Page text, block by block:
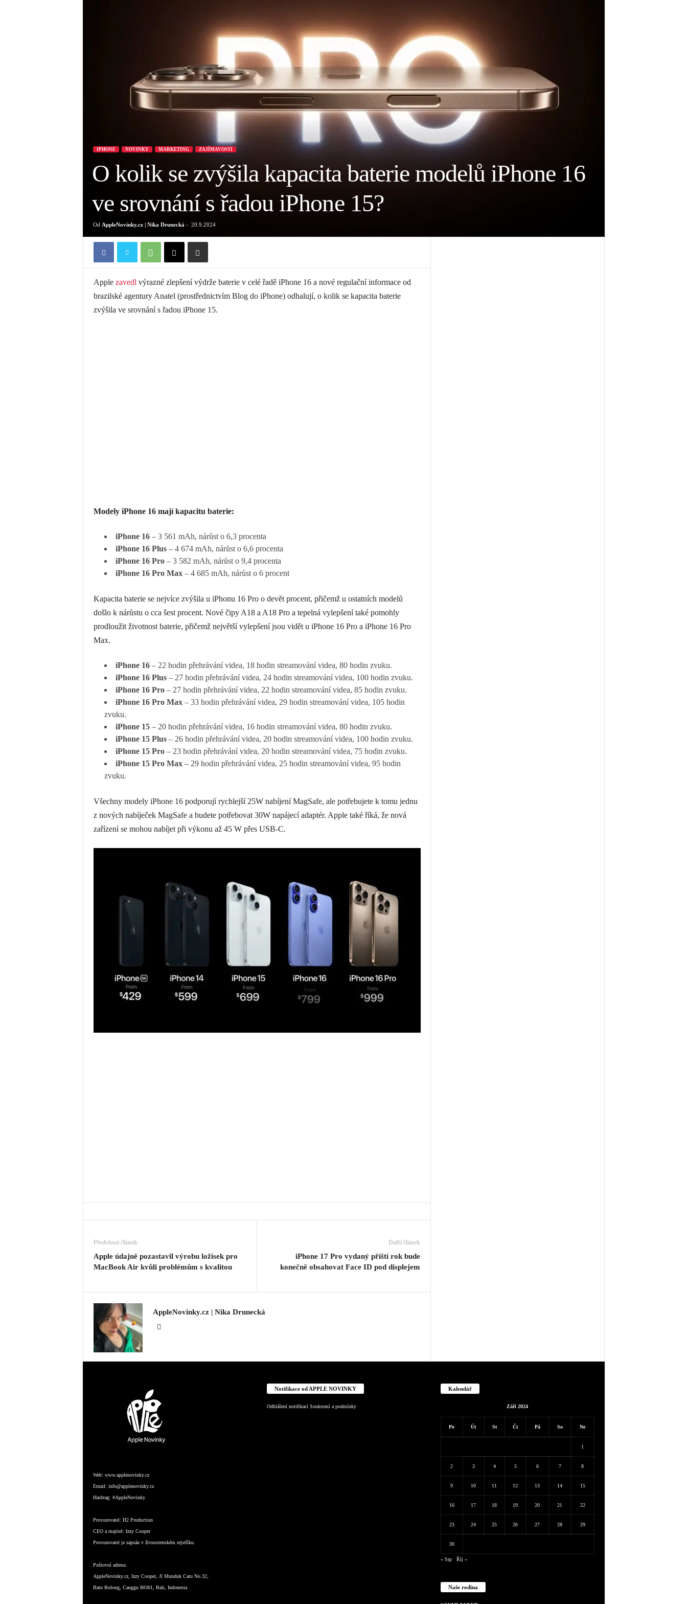
IPHONE NOVINKY MARKETING ZAJÍMAVOSTI
O kolik se zvýšila kapacita baterie modelů iPhone 16
ve srovnání s řadou iPhone 15?
Od AppleNovinky.cz | Nika Drunecká - 20.9.2024
Apple zavedl výrazné zlepšení výdrže baterie v celé řadě iPhone 16 a nové regulační informace od
brazilské agentury Anatel (prostřednictvím Blog do iPhone) odhalují, o kolik se kapacita baterie
zvýšila ve srovnání s řadou iPhone 15.
Modely iPhone 16 mají kapacitu baterie:
‌iPhone 16‌ – 3 561 mAh, nárůst o 6,3 procenta
‌iPhone 16‌ Plus– 4 674 mAh, nárůst o 6,6 procenta
iPhone 16 Pro– 3 582 mAh, nárůst o 9,4 procenta
iPhone 16 Pro Max– 4 685 mAh, nárůst o 6 procent
Kapacita baterie se nejvíce zvýšila u ‌iPhonu 16 Pro‌ o devět procent, přičemž u ostatních modelů
došlo k nárůstu o cca šest procent. Nové čipy A18 a A18 Pro a tepelná vylepšení také pomohly
prodloužit životnost baterie, přičemž největší vylepšení jsou vidět u ‌iPhone 16 Pro‌ a iPhone 16 Pro
Max.
iPhone 16– 22 hodin přehrávání videa, 18 hodin streamování videa, 80 hodin zvuku.
iPhone 16 Plus– 27 hodin přehrávání videa, 24 hodin streamování videa, 100 hodin zvuku.
iPhone 16 Pro– 27 hodin přehrávání videa, 22 hodin streamování videa, 85 hodin zvuku.
iPhone 16 Pro Max– 33 hodin přehrávání videa, 29 hodin streamování videa, 105 hodin
zvuku.
iPhone 15– 20 hodin přehrávání videa, 16 hodin streamování videa, 80 hodin zvuku.
iPhone 15 Plus– 26 hodin přehrávání videa, 20 hodin streamování videa, 100 hodin zvuku.
iPhone 15 Pro– 23 hodin přehrávání videa, 20 hodin streamování videa, 75 hodin zvuku.
iPhone 15 Pro Max– 29 hodin přehrávání videa, 25 hodin streamování videa, 95 hodin
zvuku.
Všechny modely ‌iPhone 16‌ podporují rychlejší 25W nabíjení MagSafe, ale potřebujete k tomu jednu
z nových nabíječek ‌MagSafe‌ a budete potřebovat 30W napájecí adaptér. Apple také říká, že nová
zařízení se mohou nabíjet při výkonu až 45 W přes USB-C.
Předchozí článek
Apple údajně pozastavil výrobu ložisek pro
MacBook Air kvůli problémům s kvalitou
Další článek
iPhone 17 Pro vydaný příští rok bude
konečně obsahovat Face ID pod displejem
AppleNovinky.cz | Nika Drunecká
Web: www.applenovinky.cz
Email: info@applenovinky.cz
Hashtag: #AppleNovinky
Provozovatel: H2 Production
CEO a majitel: Izzy Cooper
Provozovatel je zapsán v živnostenském rejstříku.
Poštovní adresa:
AppleNovinky.cz, Izzy Cooper, Jl Munduk Catu No.32,
Batu Bolong, Canggu 80361, Bali, Indonesia
Notifikace od APPLE NOVINKY
Odhlášení notifikací Soukromí a podmínky
Kalendář
Září 2024
Po Út St Čt Pá So Ne
1
2 3 4 5 6 7 8
9 10 11 12 13 14 15
16 17 18 19 20 21 22
23 24 25 26 27 28 29
30
« Srp Říj »
Naše rodina